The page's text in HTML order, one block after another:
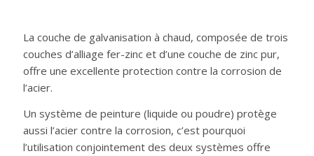
La couche de galvanisation à chaud, composée de trois
couches d’alliage fer-zinc et d’une couche de zinc pur,
offre une excellente protection contre la corrosion de
l’acier.
Un système de peinture (liquide ou poudre) protège
aussi l’acier contre la corrosion, c’est pourquoi
l’utilisation conjointement des deux systèmes offre